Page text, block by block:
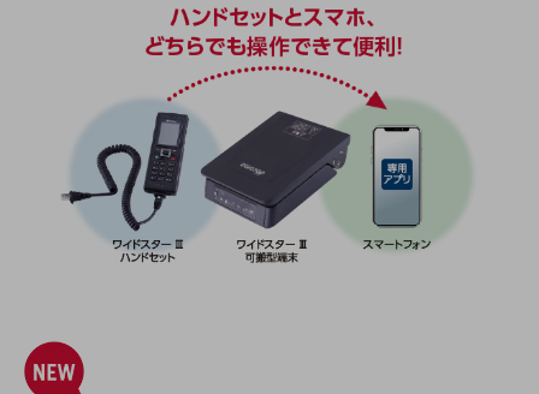
リモート・ハイブリッドワーク
その他のお悩みはこちら
業界から見つける
小売・卸売業